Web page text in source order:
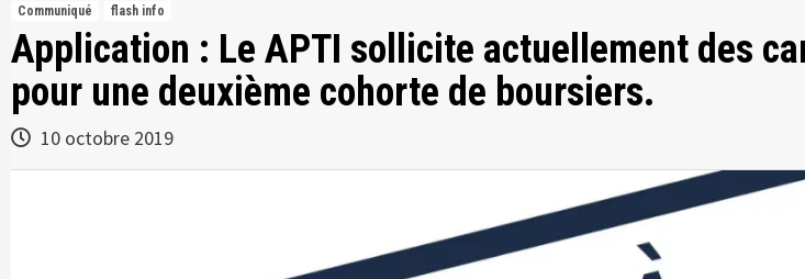
Communiqué flash info
Application : Le APTI sollicite actuellement des
pour une deuxième cohorte de boursiers.
10 octobre 2019